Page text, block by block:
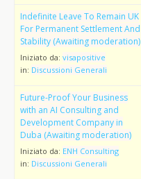
Indefinite Leave To Remain UK
For Permanent Settlement And
Stability (Awaiting moderation)
Iniziato da: visapositive
in: Discussioni Generali
Future-Proof Your Business
with an AI Consulting and
Development Company in
Duba (Awaiting moderation)
Iniziato da: ENH Consulting
in: Discussioni Generali